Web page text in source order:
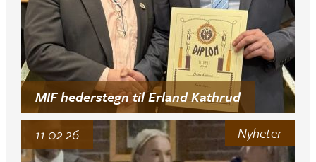
MIF hederstegn til Erland Kathrud
Nyheter
11.02.26